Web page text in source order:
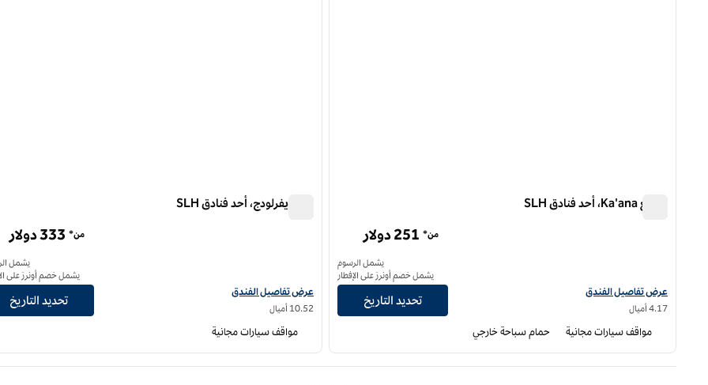
منتجع Ka'ana، أحد فنادق SLH
عرض تفاصيل الفندق لمنتجع Ka'ana، أحد فنادق إس إل إتش
عرض تفاصيل الفندق
4.17 أميال
من* 251 دولار
يشمل الرسوم
يشمل خصم أونرز على الإفطار
تحديد التاريخ
مواقف سيارات مجانية حمام سباحة خارجي
جايا ريفرلودج، أحد فنادق SLH
عرض تفاصيل الفندق لفندق جايا ريفرلودج، أحد فنادق إس إل إتش
عرض تفاصيل الفندق
10.52 أميال
من* 333 دولار
يشمل
يشمل خصم أونرز على
تحديد التاريخ
مواقف سيارات مجانية